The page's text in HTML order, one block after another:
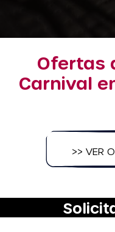
Ofertas
Carnival
>> VER